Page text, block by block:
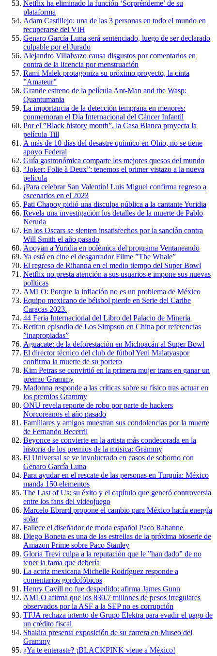
Netflix ha eliminado la función ‘Sorpréndeme’ de su
plataforma
Adam Castillejo: una de las 3 personas en todo el mundo en
recuperarse del VIH
Genaro García Luna será sentenciado, luego de ser declarado
culpable por el Jurado
Alejandro Villalvazo causa disgustos por comentarios en
contra de la licencia por menstruación
Rami Malek protagoniza su próximo proyecto, la cinta
”Amateur”
Grande estreno de la película Ant-Man and the Wasp:
Quantumania
La importancia de la detección temprana en menores:
conmemoran el Día Internacional del Cáncer Infantil
Por el ”Black history month”, la Casa Blanca proyecta la
película Till
A más de 10 días del desastre químico en Ohio, no se tiene
apoyo Federal
Guía gastronómica comparte los mejores quesos del mundo
“Joker: Folie à Deux”: tenemos el primer vistazo a la nueva
película
¡Para celebrar San Valentín! Luis Miguel confirma regreso a
escenarios en el 2023
Pati Chapoy pidió una disculpa pública a la cantante Yuridia
Revela una investigación los detalles de la muerte de Pablo
Neruda
En los Oscars se sienten insatisfechos por la sanción contra
Will Smith el año pasado
Apoyan a Yuridia en polémica del programa Ventaneando
Ya está en cine el desgarrador Filme ”The Whale”
El regreso de Rihanna en el medio tiempo del Super Bowl
Netflix no presta atención a sus usuarios e impone sus nuevas
políticas
AMLO: Porque la inflación no es un problema de México
Equipo mexicano de béisbol pierde en Serie del Caribe
Caracas 2023.
44 Feria Internacional del Libro del Palacio de Minería
Retiran episodio de Los Simpson en China por referencias
”inapropiadas”
Aguacate: de la deforestación en Michoacán al Super Bowl
El director técnico del club de fútbol Yeni Malatyaspor
confirma la muerte de su portero
Kim Petras se convirtió en la primera mujer trans en ganar un
premio Grammy
Madonna responde a las críticas sobre su físico tras actuar en
los premios Grammy
ONU revela reporte de robo por parte de hackers
Norcoreanos el año pasado
Familiares y amigos muestran sus condolencias por la muerte
de Fernando Becerril
Beyonce se convierte en la artista más condecorada en la
historia de los premios de la música: Grammy
El Universal se ve involucrado en casos de soborno con
Genaro García Luna
Para ayudar en el rescate de las personas en Turquía: México
manda 150 elementos
The Last of Us: su éxito y el capítulo que generó controversia
entre los fans del videojuego
Marcelo Ebrard propone el cambio para México hacía energía
solar
Fallece el diseñador de moda español Paco Rabanne
Diego Boneta es una de las estrellas de la próxima bioserie de
Amazon Prime sobre Paco Stanley
Gloria Trevi culpa a la reputación que le ”han dado” de no
tener la fama que debería
La actriz mexicana Michelle Rodríguez responde a
comentarios gordofóbicos
Henry Cavill no fue despedido: afirma James Gunn
AMLO afirma que los 830.7 millones de pesos irregulares
observados por la ASF a la SEP no es corrupción
TFJA rechaza intento de Grupo Elektra para evadir el pago de
un crédito fiscal
Shakira presenta exposición de su carrera en Museo del
Grammy
¿Ya te enteraste? ¡BLACKPINK viene a México!